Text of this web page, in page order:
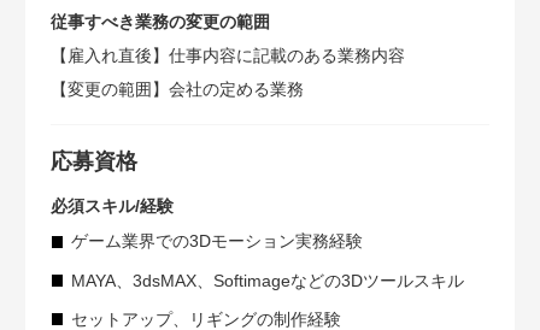
従事すべき業務の変更の範囲
【雇入れ直後】仕事内容に記載のある業務内容
【変更の範囲】会社の定める業務
応募資格
必須スキル/経験
ゲーム業界での3Dモーション実務経験
MAYA、3dsMAX、Softimageなどの3Dツールスキル
セットアップ、リギングの制作経験